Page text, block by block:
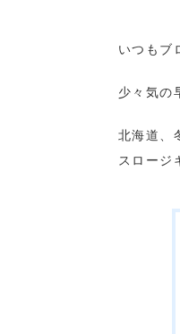
いつもブ
少々気の
北海道、
スロージ